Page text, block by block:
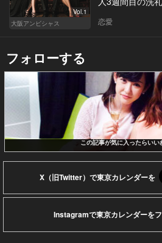
Vol.1
大阪アンビシャス
恋愛
フォローする
この記事が気に入ったらいい
X（旧Twitter）で東京カレンダーを
Instagramで東京カレンダーを